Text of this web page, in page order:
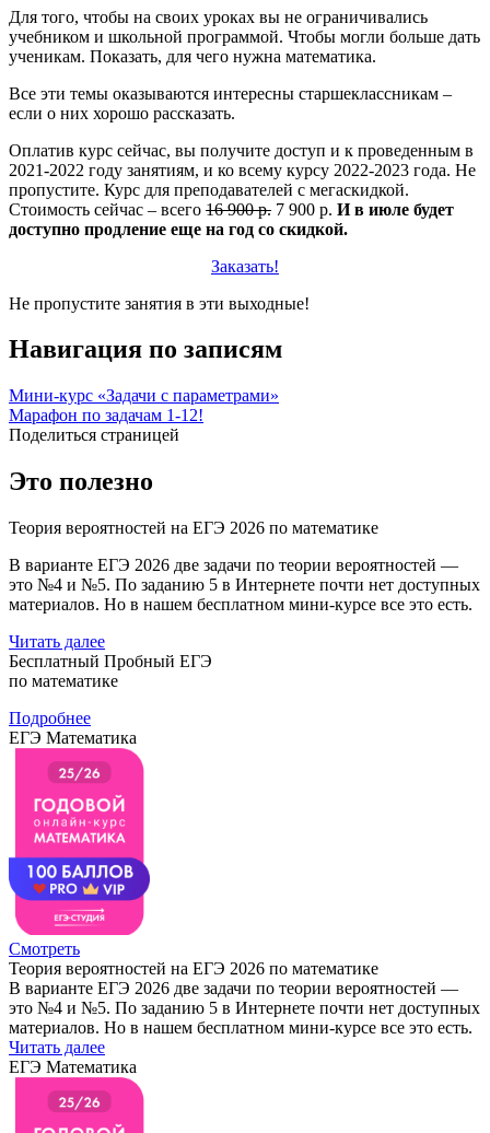
Для того, чтобы на своих уроках вы не ограничивались
учебником и школьной программой. Чтобы могли больше дать
ученикам. Показать, для чего нужна математика.
Все эти темы оказываются интересны старшеклассникам –
если о них хорошо рассказать.
Оплатив курс сейчас, вы получите доступ и к проведенным в
2021-2022 году занятиям, и ко всему курсу 2022-2023 года. Не
пропустите. Курс для преподавателей с мегаскидкой.
Стоимость сейчас – всего 16 900 р. 7 900 р. И в июле будет
доступно продление еще на год со скидкой.
Заказать!
Не пропустите занятия в эти выходные!
Навигация по записям
Мини-курс «Задачи с параметрами»
Марафон по задачам 1-12!
Поделиться страницей
Это полезно
Теория вероятностей на ЕГЭ 2026 по математике
В варианте ЕГЭ 2026 две задачи по теории вероятностей —
это №4 и №5. По заданию 5 в Интернете почти нет доступных
материалов. Но в нашем бесплатном мини-курсе все это есть.
Читать далее
Бесплатный Пробный ЕГЭ
по математике
Подробнее
ЕГЭ Математика
Смотреть
Теория вероятностей на ЕГЭ 2026 по математике
В варианте ЕГЭ 2026 две задачи по теории вероятностей —
это №4 и №5. По заданию 5 в Интернете почти нет доступных
материалов. Но в нашем бесплатном мини-курсе все это есть.
Читать далее
ЕГЭ Математика